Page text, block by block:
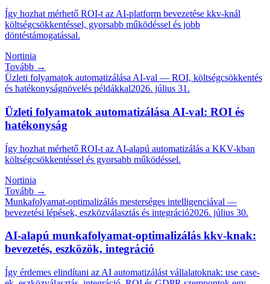
Így hozhat mérhető ROI-t az AI-platform bevezetése kkv-knál
költségcsökkentéssel, gyorsabb működéssel és jobb
döntéstámogatással.
Nortinia
Tovább →
Üzleti folyamatok automatizálása AI-val — ROI, költségcsökkentés
és hatékonyságnövelés példákkal2026. július 31.
Üzleti folyamatok automatizálása AI-val: ROI és
hatékonyság
Így hozhat mérhető ROI-t az AI-alapú automatizálás a KKV-kban
költségcsökkentéssel és gyorsabb működéssel.
Nortinia
Tovább →
Munkafolyamat-optimalizálás mesterséges intelligenciával —
bevezetési lépések, eszközválasztás és integráció2026. július 30.
AI-alapú munkafolyamat-optimalizálás kkv-knak:
bevezetés, eszközök, integráció
Így érdemes elindítani az AI automatizálást vállalatoknak: use case-